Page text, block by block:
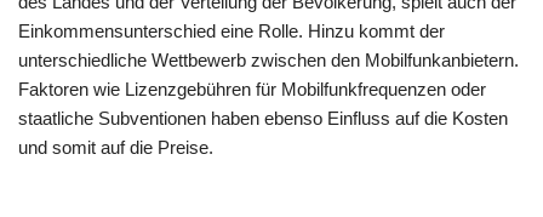
Einkommensunterschied eine Rolle. Hinzu kommt der
unterschiedliche Wettbewerb zwischen den Mobilfunkanbietern.
Faktoren wie Lizenzgebühren für Mobilfunkfrequenzen oder
staatliche Subventionen haben ebenso Einfluss auf die Kosten
und somit auf die Preise.